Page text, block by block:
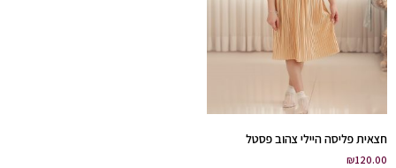
חצאית פליסה היילי צהוב פסטל
₪120.00